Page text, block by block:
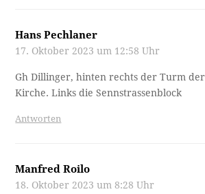
Hans Pechlaner
17. Oktober 2023 um 12:58 Uhr
Gh Dillinger, hinten rechts der Turm der
Kirche. Links die Sennstrassenblock
Antworten
Manfred Roilo
18. Oktober 2023 um 8:28 Uhr